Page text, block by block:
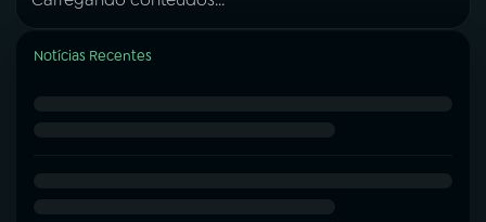
Notícias Recentes